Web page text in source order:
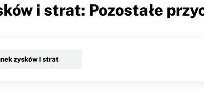
i strat: Pozostałe
zysków i strat